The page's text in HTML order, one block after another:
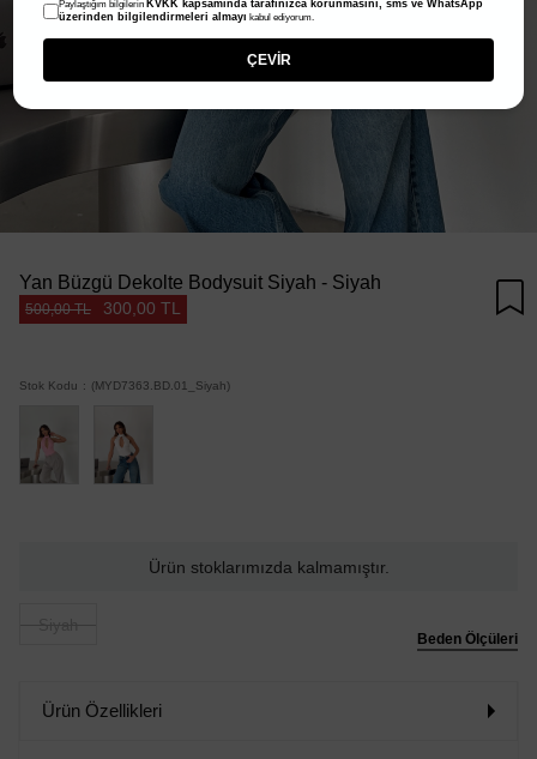
Yan Büzgü Dekolte Bodysuit Siyah - Siyah
500,00 TL 300,00 TL
Stok Kodu (MYD7363.BD.01_Siyah)
Ürün stoklarımızda kalmamıştır.
Beden Ölçüleri
Ürün Özellikleri
Paylaştığım bilgilerin KVKK kapsamında tarafınızca korunmasını, sms ve WhatsApp
üzerinden bilgilendirmeleri almayı kabul ediyorum.
ÇEVİR